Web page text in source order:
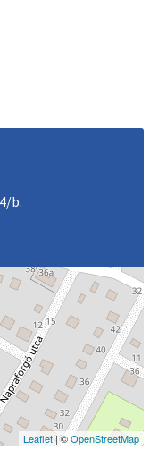
b.
Leaflet| ©OpenStreetMap